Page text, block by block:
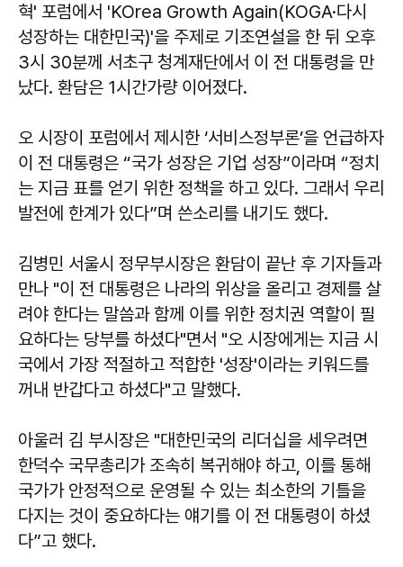
혁' 포럼에서 'KOrea Growth Again(KOGA·다시
성장하는 대한민국)'을 주제로 기조연설을 한 뒤 오후
3시 30분께 서초구 청계재단에서 이 전 대통령을 만
났다. 환담은 1시간가량 이어졌다.
오 시장이 포럼에서 제시한 ‘서비스정부론’을 언급하자
이 전 대통령은 “국가 성장은 기업 성장”이라며 “정치
는 지금 표를 얻기 위한 정책을 하고 있다. 그래서 우리
발전에 한계가 있다”며 쓴소리를 내기도 했다.
김병민 서울시 정무부시장은 환담이 끝난 후 기자들과
만나 "이 전 대통령은 나라의 위상을 올리고 경제를 살
려야 한다는 말씀과 함께 이를 위한 정치권 역할이 필
요하다는 당부를 하셨다"면서 "오 시장에게는 지금 시
국에서 가장 적절하고 적합한 '성장'이라는 키워드를
꺼내 반갑다고 하셨다"고 말했다.
아울러 김 부시장은 "대한민국의 리더십을 세우려면
한덕수 국무총리가 조속히 복귀해야 하고, 이를 통해
국가가 안정적으로 운영될 수 있는 최소한의 기틀을
다지는 것이 중요하다는 얘기를 이 전 대통령이 하셨
다”고 했다.